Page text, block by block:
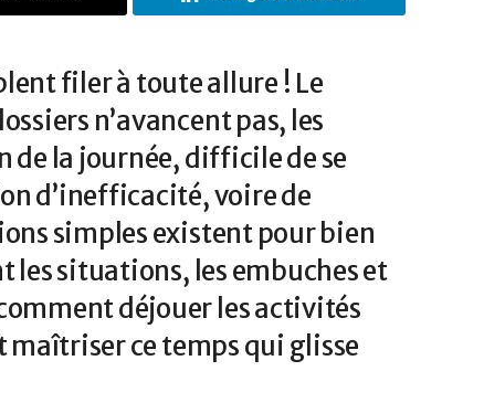
filer à toute allure ! Le
n’avancent pas, les
la journée, difficile de se
d’inefficacité, voire de
simples existent pour bien
les situations, les embuches et
déjouer les activités
maîtriser ce temps qui glisse